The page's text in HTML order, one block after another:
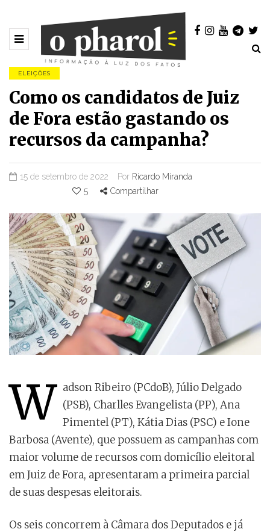
ELEIÇÕES
Como os candidatos de Juiz
de Fora estão gastando os
recursos da campanha?
15 de setembro de 2022 Por Ricardo Miranda
5
Compartilhar
W adson Ribeiro (PCdoB), Júlio Delgado
(PSB), Charlles Evangelista (PP), Ana
Pimentel (PT), Kátia Dias (PSC) e Ione
Barbosa (Avente), que possuem as campanhas com
maior volume de recursos com domicílio eleitoral
em Juiz de Fora, apresentaram a primeira parcial
de suas despesas eleitorais.
Os seis concorrem à Câmara dos Deputados e já